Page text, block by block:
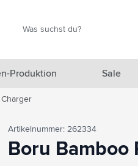
anzeigen
Produktion Sale
Artikelnummer: 262334
Boru Bamboo